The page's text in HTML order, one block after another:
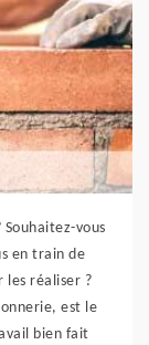
vous
en train de
les réaliser ?
est le
bien fait